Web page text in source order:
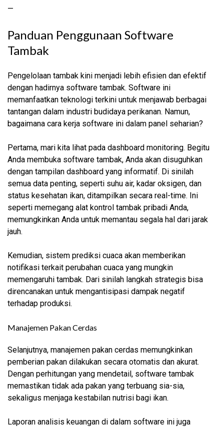
—
Panduan Penggunaan Software
Tambak
Pengelolaan tambak kini menjadi lebih efisien dan efektif
dengan hadirnya software tambak. Software ini
memanfaatkan teknologi terkini untuk menjawab berbagai
tantangan dalam industri budidaya perikanan. Namun,
bagaimana cara kerja software ini dalam panel seharian?
Pertama, mari kita lihat pada dashboard monitoring. Begitu
Anda membuka software tambak, Anda akan disuguhkan
dengan tampilan dashboard yang informatif. Di sinilah
semua data penting, seperti suhu air, kadar oksigen, dan
status kesehatan ikan, ditampilkan secara real-time. Ini
seperti memegang alat kontrol tambak pribadi Anda,
memungkinkan Anda untuk memantau segala hal dari jarak
jauh.
Kemudian, sistem prediksi cuaca akan memberikan
notifikasi terkait perubahan cuaca yang mungkin
memengaruhi tambak. Dari sinilah langkah strategis bisa
direncanakan untuk mengantisipasi dampak negatif
terhadap produksi.
Manajemen Pakan Cerdas
Selanjutnya, manajemen pakan cerdas memungkinkan
pemberian pakan dilakukan secara otomatis dan akurat.
Dengan perhitungan yang mendetail, software tambak
memastikan tidak ada pakan yang terbuang sia-sia,
sekaligus menjaga kestabilan nutrisi bagi ikan.
Laporan analisis keuangan di dalam software ini juga